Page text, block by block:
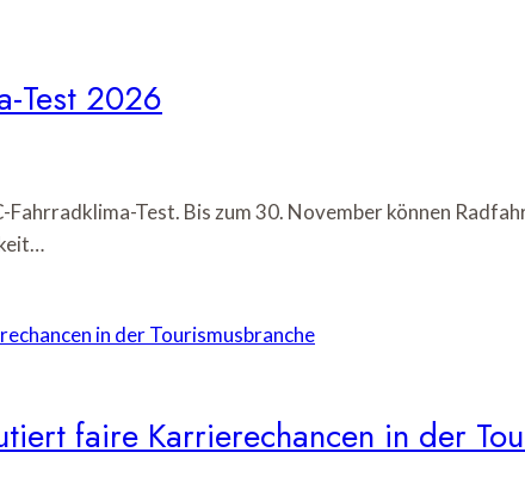
Test 2026
Test. Bis zum 30. November können
faire Karrierechancen in der